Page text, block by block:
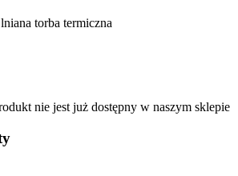
torba termiczna
nie jest już dostępny w naszym sklepie